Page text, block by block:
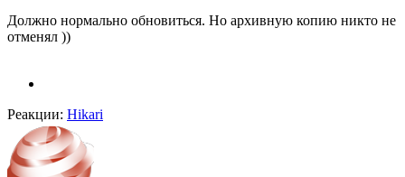
Должно нормально обновиться. Но архивную копию никто не
отменял ))
Реакции: Hikari